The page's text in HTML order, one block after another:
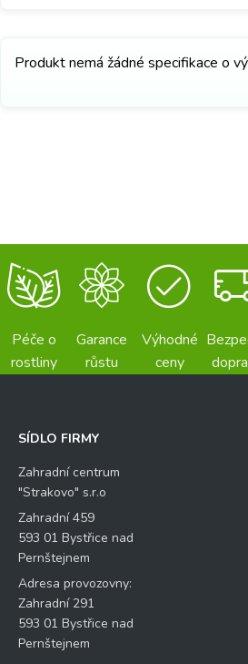
Produkt nemá žádné specifikace o
Péče o
rostliny
Garance
růstu
Výhodné
ceny
SÍDLO FIRMY
Zahradní centrum
"Strakovo" s.r.o
Zahradní 459
593 01 Bystřice nad
Pernštejnem
Adresa provozovny:
Zahradní 291
593 01 Bystřice nad
Pernštejnem